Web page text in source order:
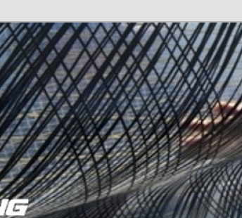
: Voilerie, gréements,
hérault, Cap d'Agde